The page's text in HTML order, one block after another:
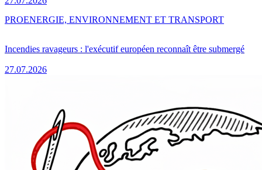
Incendies ravageurs : l'exécutif européen reconnaît être submergé
27.07.2026
PROENERGIE, ENVIRONNEMENT ET TRANSPORT